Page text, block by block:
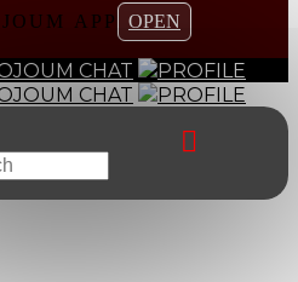
APP OPEN
CHAT
PROFILE
CHAT PROFILE